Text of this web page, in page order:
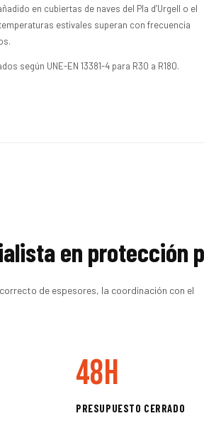
en cubiertas de naves del Pla d’Urgell o el
estivales superan con frecuencia
según UNE-EN 13381-4 para R30 a R180.
en protección
de espesores, la coordinación con el
48h
PRESUPUESTO CERRADO